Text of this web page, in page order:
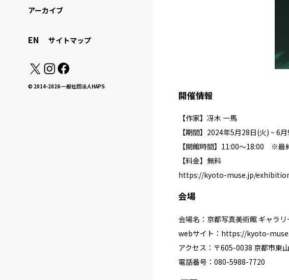
アーカイブ
EN サイトマップ
© 2014-2026 一般社団法人HAPS
開催情報
【作家】冴木 一馬
【期間】2024年5月28日(火) ~ 6
【開館時間】11:00〜18:00 ※最
【料金】無料
https://kyoto-muse.jp/
会場
会場名：京都写真美術館 ギャラ
webサイト： https://kyoto-
アクセス：〒605-0038 京都市東
電話番号：080-5988-7720